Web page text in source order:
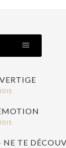
TE